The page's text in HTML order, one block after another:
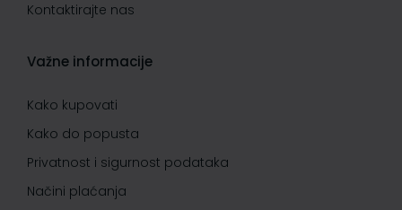
Kontaktirajte nas
Važne informacije
Kako kupovati
Kako do popusta
Privatnost i sigurnost podataka
Načini plaćanja